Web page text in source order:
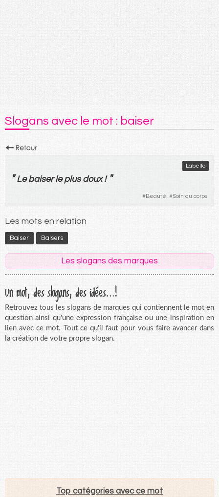
Slogans avec le mot : baiser
Labello
" Le baiser le plus doux! "
#Beauté #Soin du corps
Les mots en relation
Baiser Baisers
Les slogans des marques
Un mot, des slogans, des idées...!
Retrouvez tous les slogans de marques qui contiennent le mot en
question ainsi qu'une expression française ou une inspiration en
lien avec ce mot. Tout ce qu'il faut pour vous faire avancer dans
la création de votre propre slogan.
Top catégories avec ce mot